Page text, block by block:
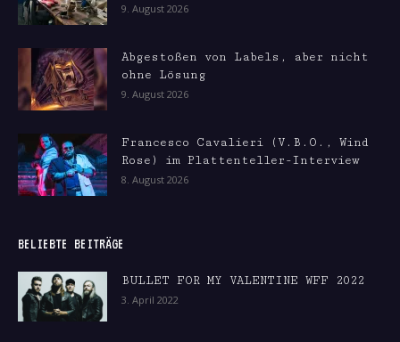
9. August 2026
Abgestoßen von Labels, aber nicht
ohne Lösung
9. August 2026
Francesco Cavalieri (V.B.O., Wind
Rose) im Plattenteller-Interview
8. August 2026
BELIEBTE BEITRÄGE
BULLET FOR MY VALENTINE WFF 2022
3. April 2022